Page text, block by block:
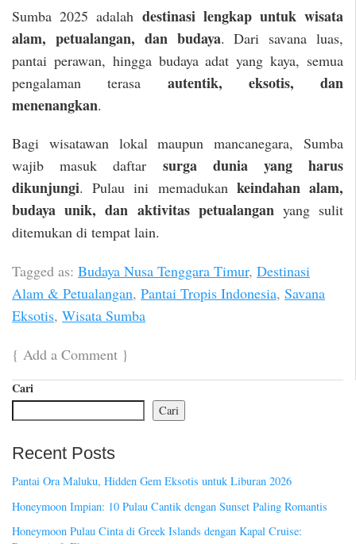
Sumba 2025 adalah destinasi lengkap untuk wisata
alam, petualangan, dan budaya. Dari savana luas,
pantai perawan, hingga budaya adat yang kaya, semua
pengalaman terasa autentik, eksotis, dan
menenangkan.
Bagi wisatawan lokal maupun mancanegara, Sumba
wajib masuk daftar surga dunia yang harus
dikunjungi. Pulau ini memadukan keindahan alam,
budaya unik, dan aktivitas petualanganyang sulit
ditemukan di tempat lain.
Tagged as: Budaya Nusa Tenggara Timur, Destinasi
Alam & Petualangan, Pantai Tropis Indonesia, Savana
Eksotis, Wisata Sumba
{ Add a Comment }
Cari
Cari
Recent Posts
Pantai Ora Maluku, Hidden Gem Eksotis untuk Liburan 2026
Honeymoon Impian: 10 Pulau Cantik dengan Sunset Paling Romantis
Honeymoon Pulau Cinta di Greek Islands dengan Kapal Cruise: